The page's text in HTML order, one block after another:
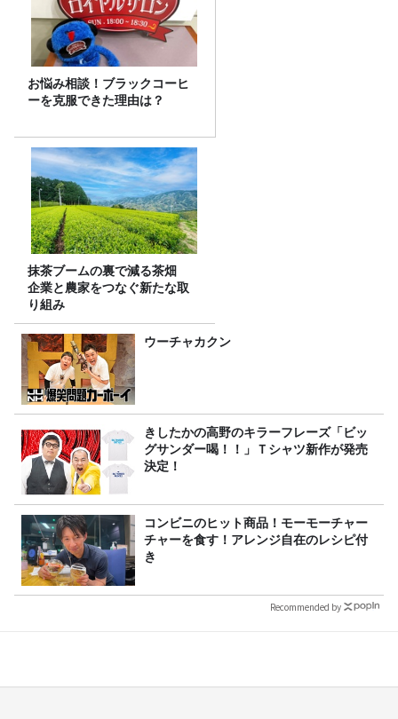
お悩み相談！ブラックコーヒ
ーを克服できた理由は？
抹茶ブームの裏で減る茶畑
企業と農家をつなぐ新たな取
り組み
ウーチャカクン
きしたかの高野のキラーフレーズ「ビッ
グサンダー喝！！」Ｔシャツ新作が発売
決定！
コンビニのヒット商品！モーモーチャー
チャーを食す！アレンジ自在のレシピ付
き
Recommended by